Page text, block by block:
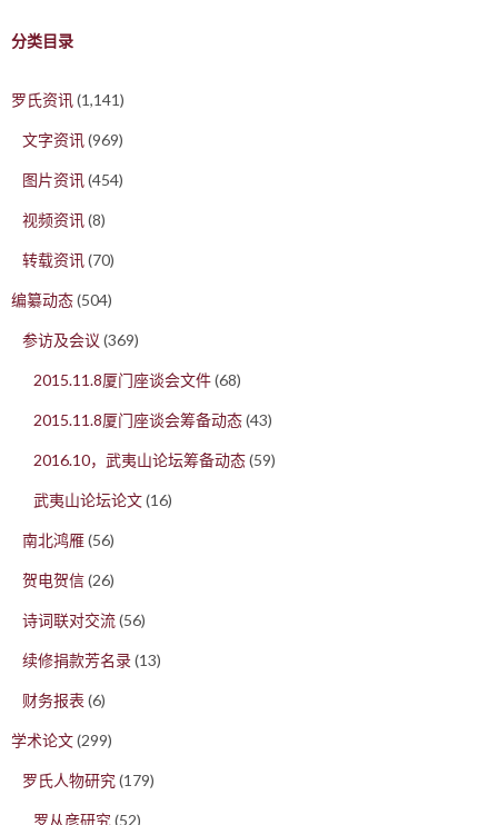
分类目录
罗氏资讯(1,141)
文字资讯(969)
图片资讯(454)
视频资讯(8)
转载资讯(70)
编纂动态(504)
参访及会议 (369)
2015.11.8厦门座谈会文件(68)
2015.11.8厦门座谈会筹备动态(43)
2016.10，武夷山论坛筹备动态(59)
武夷山论坛论文(16)
南北鸿雁(56)
贺电贺信(26)
诗词联对交流(56)
续修捐款芳名录(13)
财务报表 (6)
学术论文(299)
罗氏人物研究(179)
罗从彦研究(52)